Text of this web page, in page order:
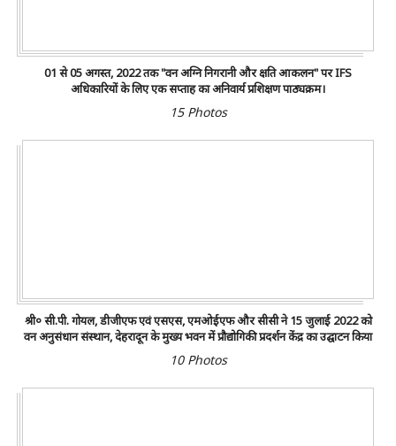
01 से 05 अगस्त, 2022 तक "वन अग्नि निगरानी और क्षति आकलन" पर IFS
अधिकारियों के लिए एक सप्ताह का अनिवार्य प्रशिक्षण पाठ्यक्रम।
15 Photos
श्री० सी.पी. गोयल, डीजीएफ एवं एसएस, एमओईएफ और सीसी ने 15 जुलाई 2022 को
वन अनुसंधान संस्थान, देहरादून के मुख्य भवन में प्रौद्योगिकी प्रदर्शन केंद्र का उद्घाटन किया
10 Photos